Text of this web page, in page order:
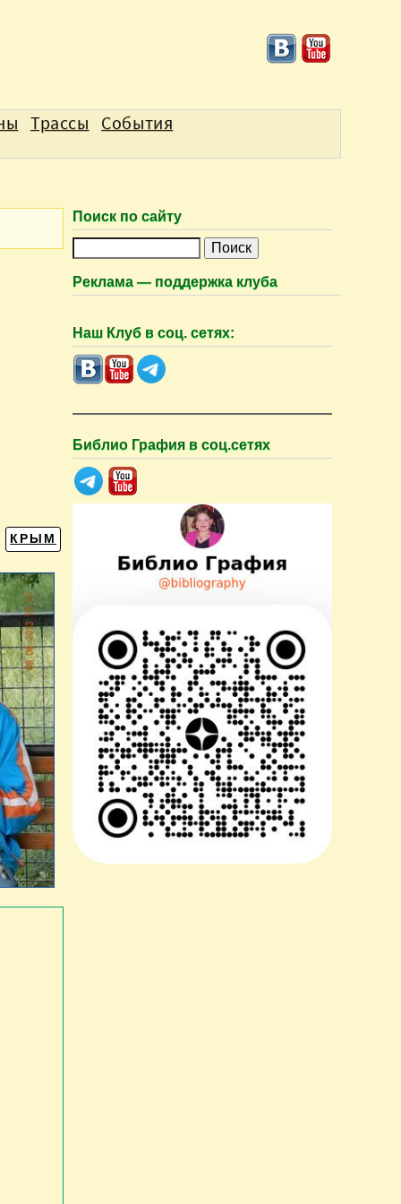
КРЫМ
Трассы События
Поиск по сайту
и
к
Реклама — поддержка клуба
Наш Клуб в соц. сетях:
Библио Графия в соц.сетях